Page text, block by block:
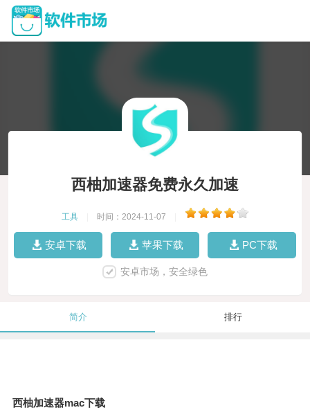
西柚加速器免费永久加速
工具 时间：2024-11-07
安卓下载 苹果下载 PC下载
安卓市场，安全绿色
简介 排行
西柚加速器mac下载